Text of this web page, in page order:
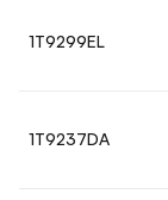
1T9299EL
1T9237DA